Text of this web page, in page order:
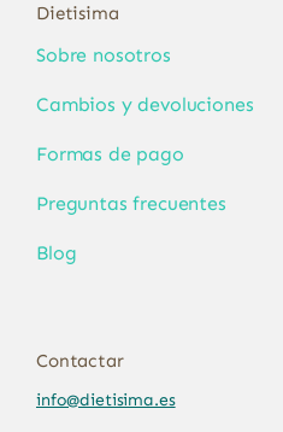
Dietisima
Sobre nosotros
Cambios y devoluciones
Formas de pago
Preguntas frecuentes
Blog
Contactar
info@dietisima.es